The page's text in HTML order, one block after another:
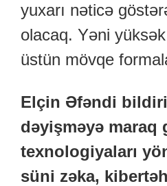
yuxarı nəticə
olacaq. Yəni
üstün mövqe
Elçin Əfəndi
dəyişməyə
texnologiyaları
süni zəka,